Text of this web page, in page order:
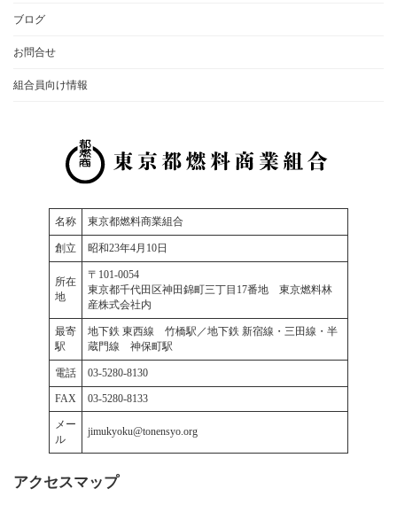
ブログ
お問合せ
組合員向け情報
名称 東京都燃料商業組合
創立 昭和23年4月10日
所在
地
〒101-0054
東京都千代田区神田錦町三丁目17番地 東京燃料林
産株式会社内
最寄
駅
地下鉄 東西線 竹橋駅／地下鉄 新宿線・三田線・半
蔵門線 神保町駅
電話 03-5280-8130
FAX 03-5280-8133
メー
ル
jimukyoku@tonensyo.org
アクセスマップ